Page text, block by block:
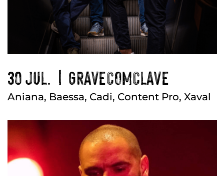
30 JUL. | GRAVECOMCLAVE
Aniana, Baessa, Cadi, Content Pro, Xaval